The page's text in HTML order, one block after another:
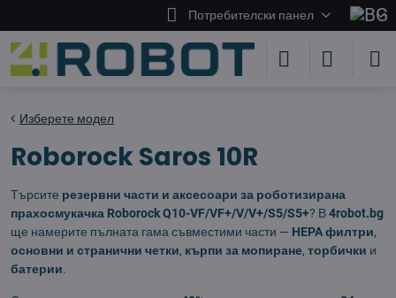
Потребителски панел
Изберете модел
Roborock Saros 10R
Търсите резервни части и аксесоари за роботизирана
прахосмукачка Roborock Q10-VF/VF+/V/V+/S5/S5+? В4robot.bg
ще намерите пълната гама съвместими части — HEPA филтри,
основни и странични четки, кърпи за мопиране, торбички и
батерии.